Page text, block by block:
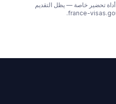
الأسعار باليورو. HelpMyVisa أداة تحضير خاصة — يظل التقديم